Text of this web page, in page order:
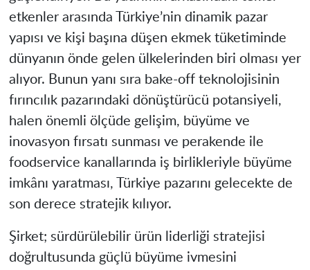
etkenler arasında Türkiye’nin dinamik pazar
yapısı ve kişi başına düşen ekmek tüketiminde
dünyanın önde gelen ülkelerinden biri olması yer
alıyor. Bunun yanı sıra bake-off teknolojisinin
fırıncılık pazarındaki dönüştürücü potansiyeli,
halen önemli ölçüde gelişim, büyüme ve
inovasyon fırsatı sunması ve perakende ile
foodservice kanallarında iş birlikleriyle büyüme
imkânı yaratması, Türkiye pazarını gelecekte de
son derece stratejik kılıyor.
Şirket; sürdürülebilir ürün liderliği stratejisi
doğrultusunda güçlü büyüme ivmesini